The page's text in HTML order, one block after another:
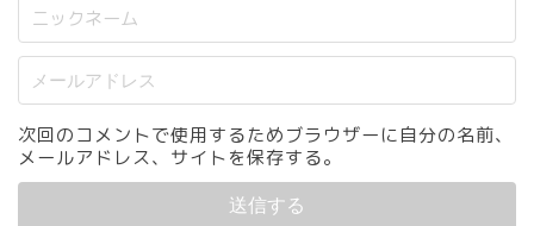
次回のコメントで使用するためブラウザーに自分の名前、
メールアドレス、サイトを保存する。